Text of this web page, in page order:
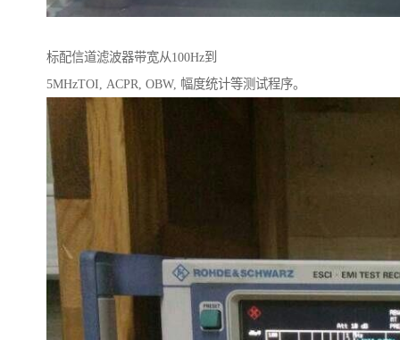
标配信道滤波器带宽从100Hz到
5MHzTOI, ACPR, OBW, 幅度统计等测试程序。